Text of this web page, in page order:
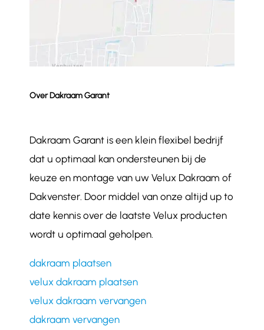
Over Dakraam Garant
Dakraam Garant is een klein flexibel bedrijf
dat u optimaal kan ondersteunen bij de
keuze en montage van uw Velux Dakraam of
Dakvenster. Door middel van onze altijd up to
date kennis over de laatste Velux producten
wordt u optimaal geholpen.
dakraam plaatsen
velux dakraam plaatsen
velux dakraam vervangen
dakraam vervangen